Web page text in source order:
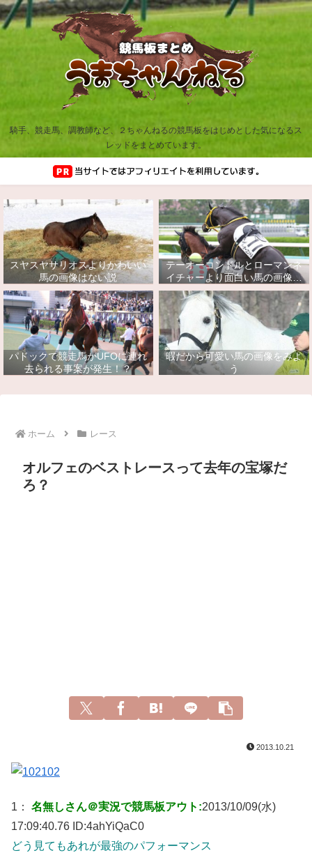
騎手、競走馬、調教師など、２ちゃんねるの競馬板をはじめとした気になるス
レッドをまとめています。
スヤスヤサリオスよりかわいい
馬の画像はない説
テーオーコンドルとローマンネ
イチャーより面白い馬の画像っ
てあるの？
パドックで競走馬がUFOに連れ
去られる事案が発生！？
暇だから可愛い馬の画像をみよ
う
ホーム レース
オルフェのベストレースって去年の宝塚だ
ろ？
2013.10.21
1： 名無しさん＠実況で競馬板アウト:2013/10/09(水)
17:09:40.76 ID:4ahYiQaC0
どう見てもあれが最強のパフォーマンス